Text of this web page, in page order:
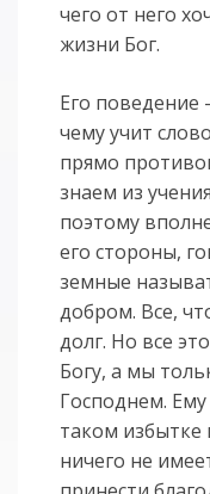
чего от него
жизни Бог.
Его
чему учит
прямо
знаем из
поэтому
его стороны,
земные
добром. Все,
долг. Но все
Богу, а мы
Господнем.
таком избытке
ничего не